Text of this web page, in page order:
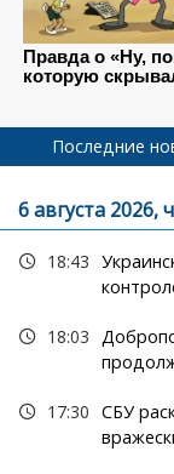
Последние
6 августа 2026,
18:43
18:03
17:30 СБУ